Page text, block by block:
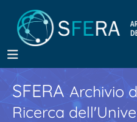
SFERA Archivio
Ricerca